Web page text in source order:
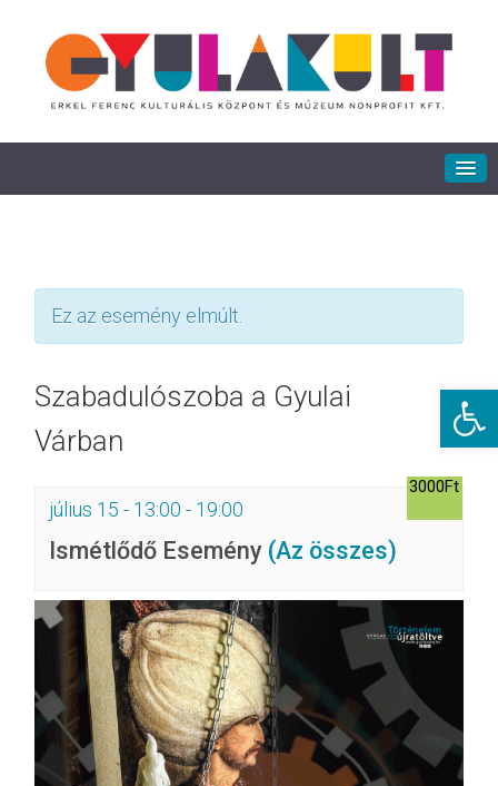
Ez az esemény elmúlt.
Szabadulószoba a Gyulai
Várban
július 15 - 13:00 - 19:00
Ismétlődő Esemény (Az összes)
3000Ft